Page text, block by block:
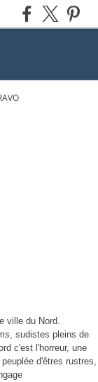
ville du Nord.
sudistes pleins de
c'est l'horreur, une
d'êtres rustres,